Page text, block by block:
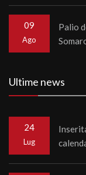
09
Ago
Palio
Ultime news
24
Lug